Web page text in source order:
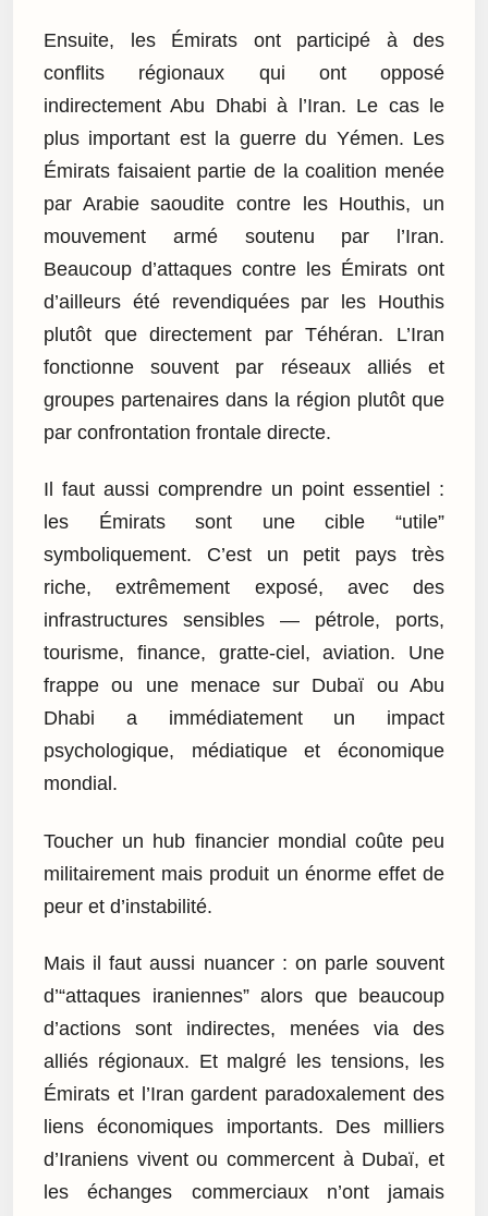
Ensuite, les Émirats ont participé à des
conflits régionaux qui ont opposé
indirectement Abu Dhabi à l’Iran. Le cas le
plus important est la guerre du Yémen. Les
Émirats faisaient partie de la coalition menée
par Arabie saoudite contre les Houthis, un
mouvement armé soutenu par l’Iran.
Beaucoup d’attaques contre les Émirats ont
d’ailleurs été revendiquées par les Houthis
plutôt que directement par Téhéran. L’Iran
fonctionne souvent par réseaux alliés et
groupes partenaires dans la région plutôt que
par confrontation frontale directe.
Il faut aussi comprendre un point essentiel :
les Émirats sont une cible “utile”
symboliquement. C’est un petit pays très
riche, extrêmement exposé, avec des
infrastructures sensibles — pétrole, ports,
tourisme, finance, gratte-ciel, aviation. Une
frappe ou une menace sur Dubaï ou Abu
Dhabi a immédiatement un impact
psychologique, médiatique et économique
mondial.
Toucher un hub financier mondial coûte peu
militairement mais produit un énorme effet de
peur et d’instabilité.
Mais il faut aussi nuancer : on parle souvent
d’“attaques iraniennes” alors que beaucoup
d’actions sont indirectes, menées via des
alliés régionaux. Et malgré les tensions, les
Émirats et l’Iran gardent paradoxalement des
liens économiques importants. Des milliers
d’Iraniens vivent ou commercent à Dubaï, et
les échanges commerciaux n’ont jamais